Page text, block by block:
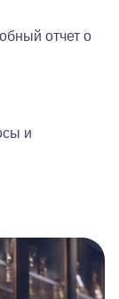
отчет о
и